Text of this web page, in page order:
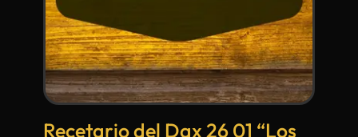
Recetario del Dax 26 01 “Los